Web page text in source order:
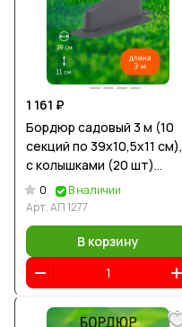
1 161 ₽
Бордюр садовый 3 м (10
секций по 39х10,5х11 см),
с колышками (20 шт)
графит
0
В наличии
Арт.АП 1277
В корзину